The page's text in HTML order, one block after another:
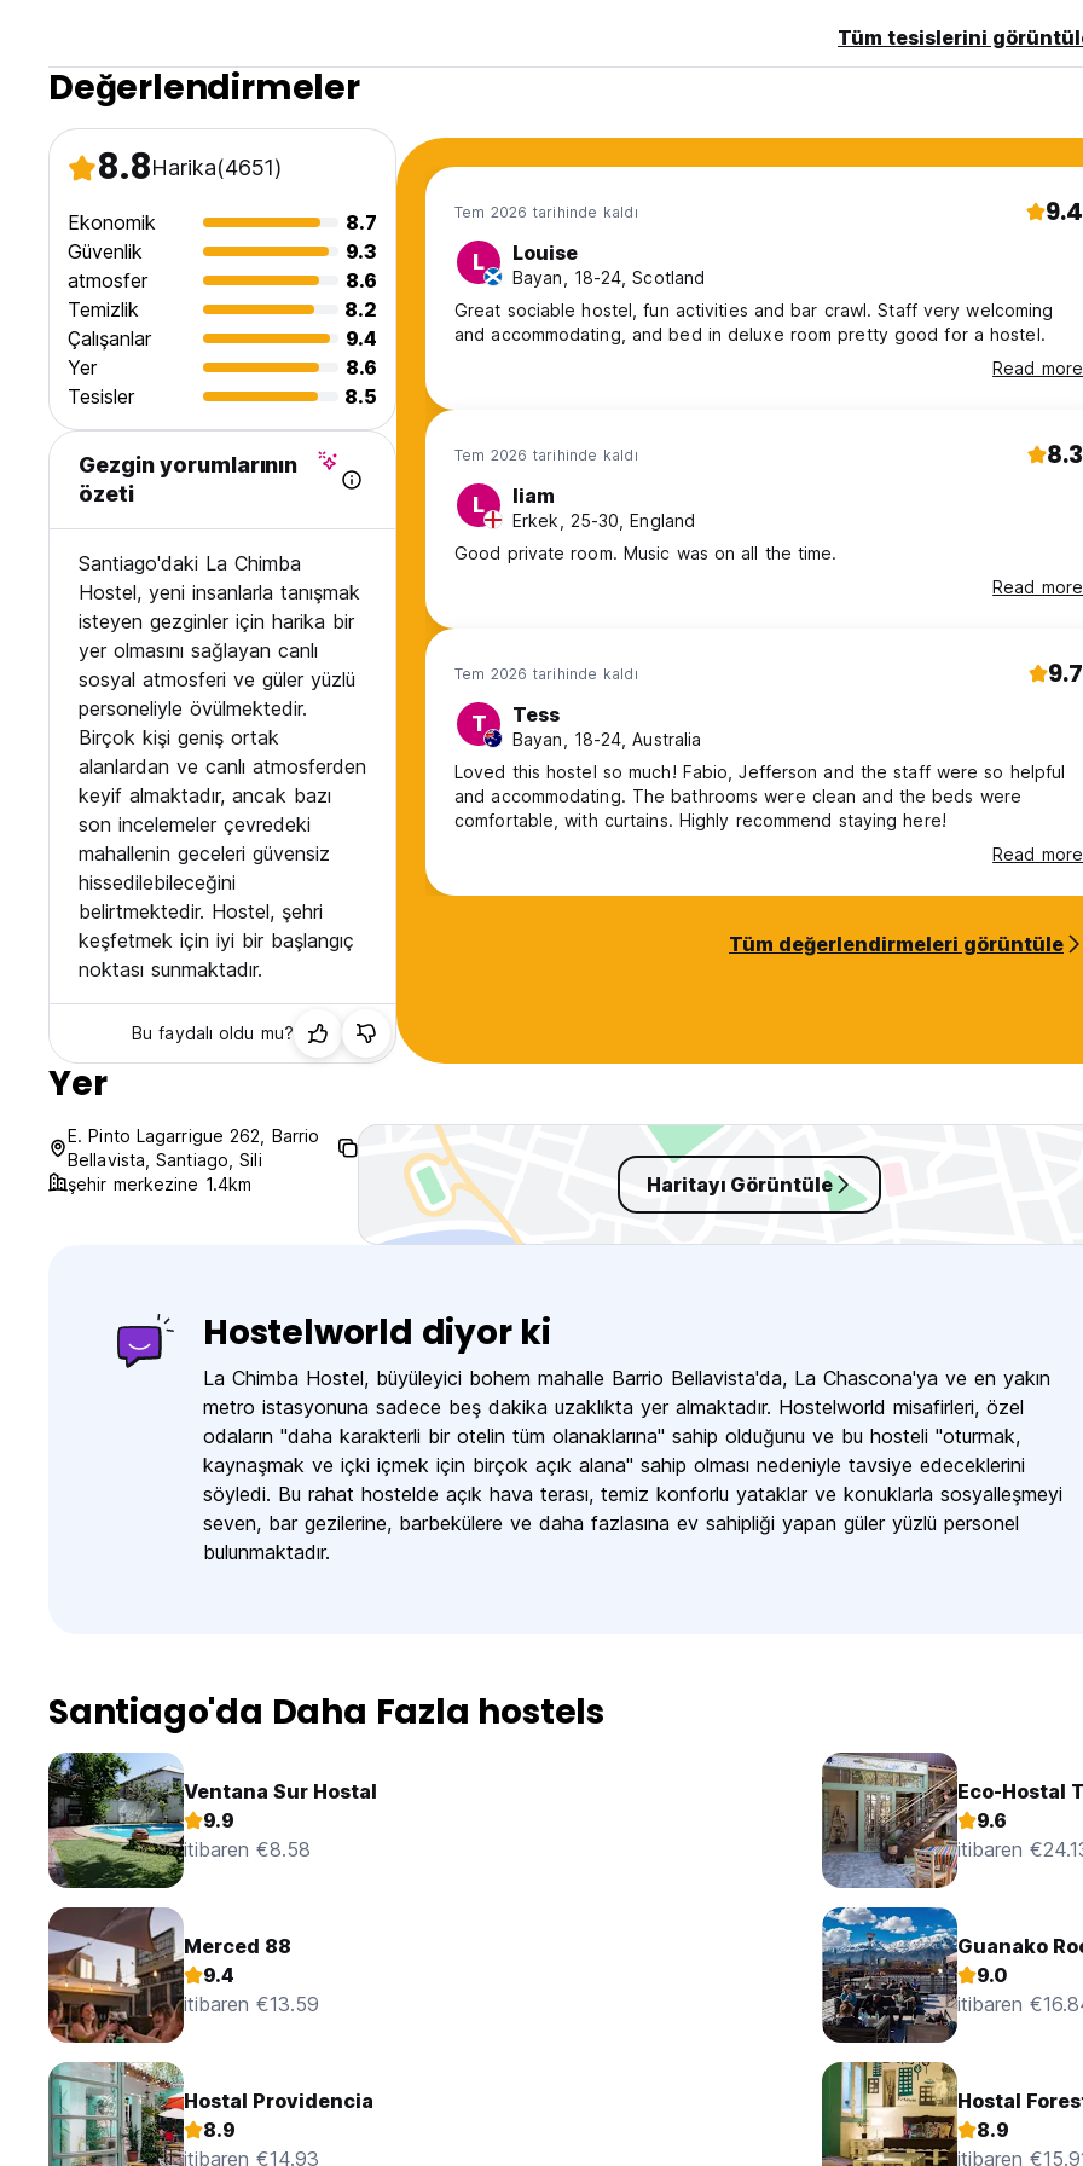
Tüm tesislerini
Değerlendirmeler
8.8Harika(4651)
Ekonomik
8.7
Güvenlik
9.3
atmosfer
8.6
Temizlik
8.2
Çalışanlar
9.4
Yer
8.6
Tesisler
8.5
Gezgin yorumlarının
özeti
Santiago'daki La Chimba
Hostel, yeni insanlarla tanışmak
isteyen gezginler için harika bir
yer olmasını sağlayan canlı
sosyal atmosferi ve güler yüzlü
personeliyle övülmektedir.
Birçok kişi geniş ortak
alanlardan ve canlı atmosferden
keyif almaktadır, ancak bazı
son incelemeler çevredeki
mahallenin geceleri güvensiz
hissedilebileceğini
belirtmektedir. Hostel, şehri
keşfetmek için iyi bir başlangıç
noktası sunmaktadır.
Bu faydalı oldu mu?
Tem 2026 tarihinde kaldı 9.4
L Louise
Bayan, 18-24, Scotland
Great sociable hostel, fun activities and bar crawl. Staff very welcoming
and accommodating, and bed in deluxe room pretty good for a hostel.
Read more
Tem 2026 tarihinde kaldı 8.3
L liam
Erkek, 25-30, England
Good private room. Music was on all the time.
Read more
Tem 2026 tarihinde kaldı 9.7
T Tess
Bayan, 18-24, Australia
Loved this hostel so much! Fabio, Jefferson and the staff were so helpful
and accommodating. The bathrooms were clean and the beds were
comfortable, with curtains. Highly recommend staying here!
Read more
Tüm değerlendirmeleri görüntüle
Yer
E. Pinto Lagarrigue 262, Barrio
Bellavista, Santiago, Sili
şehir merkezine 1.4km
Haritayı Görüntüle
Hostelworld diyor ki
La Chimba Hostel, büyüleyici bohem mahalle Barrio Bellavista'da, La Chascona'ya ve en yakın
metro istasyonuna sadece beş dakika uzaklıkta yer almaktadır. Hostelworld misafirleri, özel
odaların "daha karakterli bir otelin tüm olanaklarına" sahip olduğunu ve bu hosteli "oturmak,
kaynaşmak ve içki içmek için birçok açık alana" sahip olması nedeniyle tavsiye edeceklerini
söyledi. Bu rahat hostelde açık hava terası, temiz konforlu yataklar ve konuklarla sosyalleşmeyi
seven, bar gezilerine, barbekülere ve daha fazlasına ev sahipliği yapan güler yüzlü personel
bulunmaktadır.
Santiago'da Daha Fazla hostels
Ventana Sur Hostal
9.9
itibaren €8.58
Eco-Hostal
9.6
itibaren
Merced 88
9.4
itibaren €13.59
Guanako
9.0
itibaren
Hostal Providencia
8.9
itibaren €14.93
Hostal
8.9
itibaren